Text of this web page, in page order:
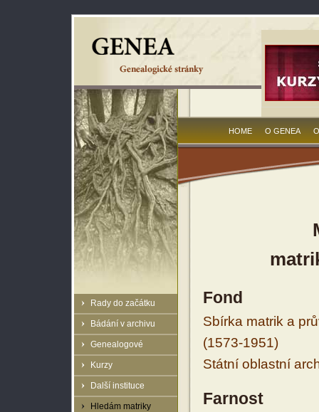
Rady do začátku
Bádání v archivu
Genealogové
Kurzy
Další instituce
Hledám matriky
HOME O GENEA
Fond
Sbírka matrik a
(1573-1951)
Státní oblastní
Farnost